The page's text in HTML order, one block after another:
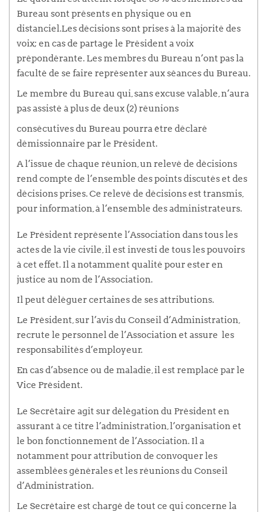
Bureau sont présents en physique ou en
distanciel.Les décisions sont prises à la majorité des
voix; en cas de partage le Président a voix
prépondérante. Les membres du Bureau n’ont pas la
faculté de se faire représenter aux séances du Bureau.
Le membre du Bureau qui, sans excuse valable, n’aura
pas assisté à plus de deux (2) réunions
consécutives du Bureau pourra être déclaré
démissionnaire par le Président.
A l’issue de chaque réunion, un relevé de décisions
rend compte de l’ensemble des points discutés et des
décisions prises. Ce relevé de décisions est transmis,
pour information, à l’ensemble des administrateurs.
Le Président représente l’Association dans tous les
actes de la vie civile, il est investi de tous les pouvoirs
à cet effet. Il a notamment qualité pour ester en
justice au nom de l’Association.
Il peut déléguer certaines de ses attributions.
Le Président, sur l’avis du Conseil d’Administration,
recrute le personnel de l’Association et assure les
responsabilités d’employeur.
En cas d’absence ou de maladie, il est remplacé par le
Vice Président.
Le Secrétaire agit sur délégation du Président en
assurant à ce titre l’administration, l’organisation et
le bon fonctionnement de l’Association. Il a
notamment pour attribution de convoquer les
assemblées générales et les réunions du Conseil
d’Administration.
Le Secrétaire est chargé de tout ce qui concerne la